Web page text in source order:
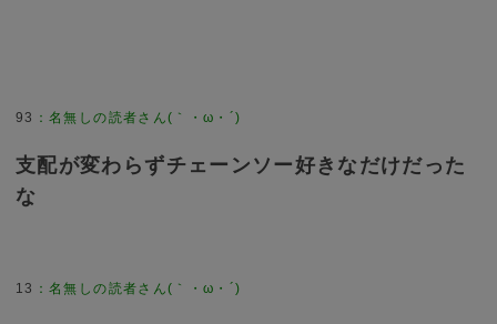
93 ：名無しの読者さん(｀・ω・´)
支配が変わらずチェーンソー好きなだけだった
な
13 ：名無しの読者さん(｀・ω・´)